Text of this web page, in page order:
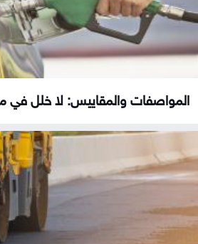
المواصفات والمقاييس: لا خلل